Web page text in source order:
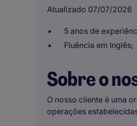
Atualizado 07/07/2026
5 anos de
Fluência em Inglês;
Sobre o
O nosso cliente é uma
operações